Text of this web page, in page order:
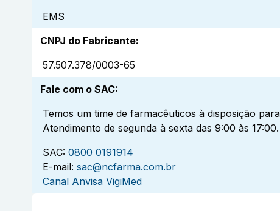
EMS
CNPJ do Fabricante:
57.507.378/0003-65
Fale com o SAC:
Temos um time de farmacêuticos à disposição
Atendimento de segunda à sexta das 9:00 às 17:00.
SAC: 0800 0191914
E-mail: sac@ncfarma.com.br
Canal Anvisa VigiMed